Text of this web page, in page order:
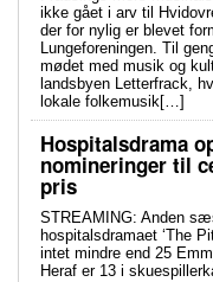
ikke gået i arv til
der for nylig er blevet
Lungeforeningen. Til
mødet med musik og
landsbyen Letterfrack,
lokale folkemusik[…]
Hospitalsdrama
nomineringer til
pris
STREAMING: Anden
hospitalsdramaet ‘The
intet mindre end 25
Heraf er 13 i